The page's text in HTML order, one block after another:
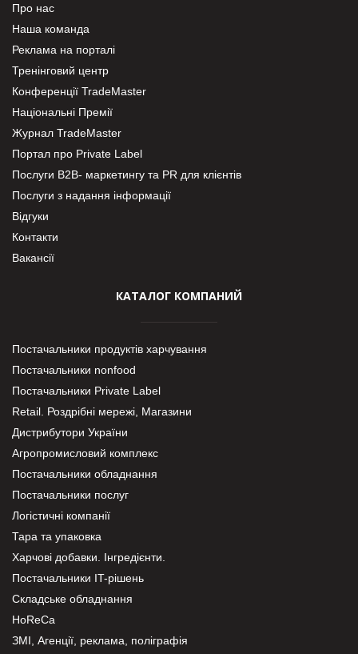
Про нас
Наша команда
Реклама на порталі
Тренінговий центр
Конференції TradeMaster
Національні Премії
Журнал TradeMaster
Портал про Private Label
Послуги В2В- маркетингу та PR для клієнтів
Послуги з надання інформації
Відгуки
Контакти
Вакансії
КАТАЛОГ КОМПАНИЙ
Постачальники продуктів харчування
Постачальники nonfood
Постачальники Private Label
Retail. Роздрібні мережі, Магазини
Дистрибутори України
Агропромисловий комплекс
Постачальники обладнання
Постачальники послуг
Логістичні компанії
Тара та упаковка
Харчові добавки. Інгредієнти.
Постачальники IT-рішень
Складське обладнання
HoReCa
ЗМІ, Агенції, реклама, поліграфія